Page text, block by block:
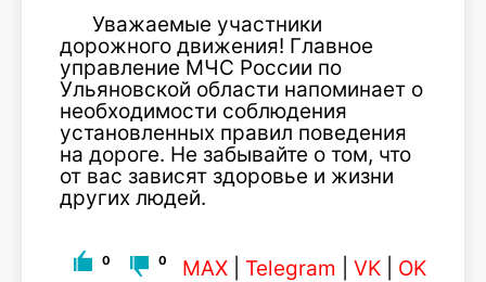
Уважаемые участники
дорожного движения! Главное
управление МЧС России по
Ульяновской области напоминает о
необходимости соблюдения
установленных правил поведения
на дороге. Не забывайте о том, что
от вас зависят здоровье и жизни
других людей.
0 0 MAX Telegram VK OK